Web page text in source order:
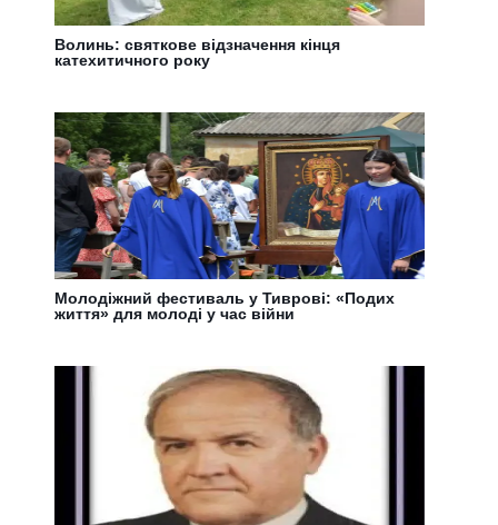
Волинь: святкове відзначення кінця
катехитичного року
Молодіжний фестиваль у Тиврові: «Подих
життя» для молоді у час війни